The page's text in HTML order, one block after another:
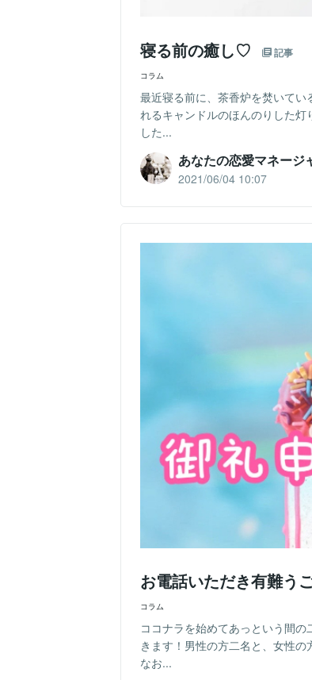
寝る前の癒し♡ 記事
コラム
最近寝る前に、茶香炉を焚いて
れるキャンドルのほんのりした
した...
あなたの恋愛マネー
2021/06/04 10:07
お電話いただき有難う
コラム
ココナラを始めてあっという間
きます！男性の方二名と、女性
なお...